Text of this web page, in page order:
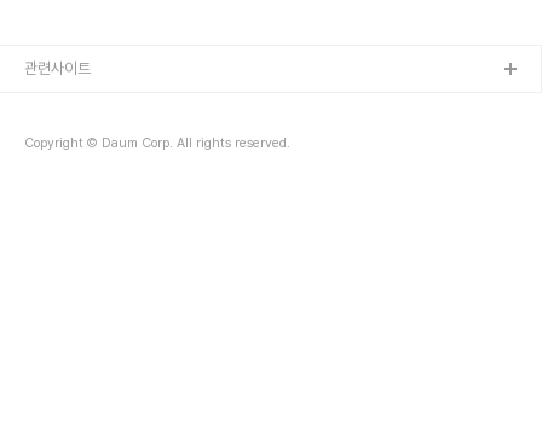
~인덕원역을 중심축으로 한 첨단산업 클러스터 육성 ▲ 수리산, 삼막
고 있는 농림축산검역본부 부지는 올 하반..
Copyright © Daum Corp. All rights reserved.
관련사이트